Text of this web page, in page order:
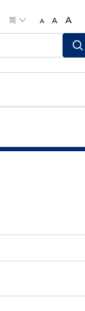
简 A A A